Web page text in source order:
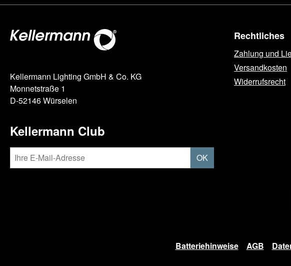
Kellermann Lighting GmbH & Co. KG
Monnetstraße 1
D-52146 Würselen
Kellermann Club
OK
Rechtliches
Zahlung und
Versandkosten
Widerrufsrecht
Batteriehinweise AGB